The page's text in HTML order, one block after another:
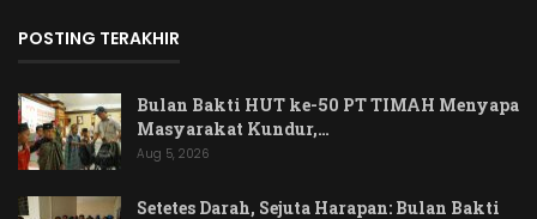
POSTING TERAKHIR
Bulan Bakti HUT ke-50 PT TIMAH Menyapa
Masyarakat Kundur,…
Aug 5, 2026
Setetes Darah, Sejuta Harapan: Bulan Bakti